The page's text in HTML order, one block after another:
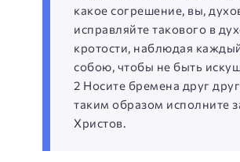
какое согрешение, вы,
исправляйте такового в
кротости, наблюдая
собою, чтобы не быть
2 Носите бремена друг
таким образом исполните
Христов.